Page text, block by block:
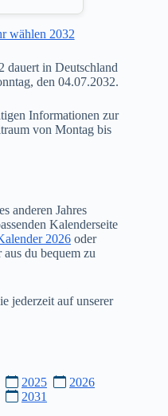
wählen 2032
dauert in Deutschland
den 04.07.2032.
Informationen zur
von Montag bis
anderen Jahres
Kalenderseite
2026 oder
du bequem zu
jederzeit auf unserer
2025
2026
2031